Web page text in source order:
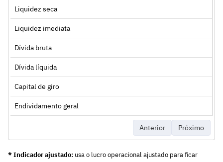
Liquidez seca
Liquidez imediata
Dívida bruta
Dívida líquida
Capital de giro
Endividamento geral
Anterior Próximo
* Indicador ajustado: usa o lucro operacional ajustado para ficar